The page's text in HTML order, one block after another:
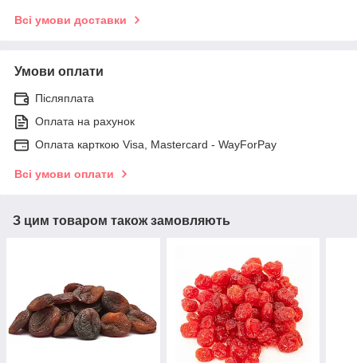
Всі умови доставки
Умови оплати
Післяплата
Оплата на рахунок
Оплата карткою Visa, Mastercard - WayForPay
Всі умови оплати
З цим товаром також замовляють